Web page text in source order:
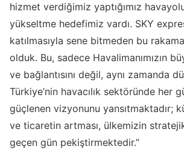
hizmet verdiğimiz yaptığımız havayolu
yükseltme hedefimiz vardı. SKY
katılmasıyla sene bitmeden bu
olduk. Bu, sadece Havalimanımızın
ve bağlantısını değil, aynı zamanda
Türkiye’nin havacılık sektöründe her
güçlenen vizyonunu yansıtmaktadır;
ve ticaretin artması, ülkemizin
geçen gün pekiştirmektedir.”